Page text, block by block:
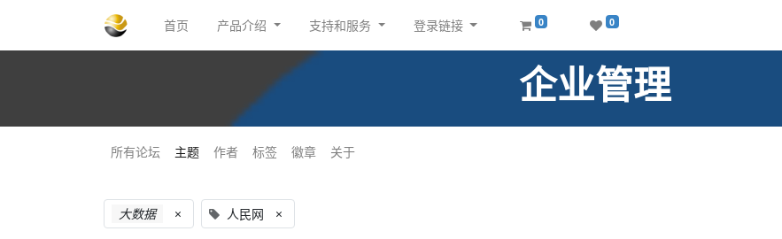
首页 产品介绍 支持和服务 登录链接 0 0
企业管理
所有论坛 主题 作者 标签 徽章 关于
大数据 × 人民网 ×